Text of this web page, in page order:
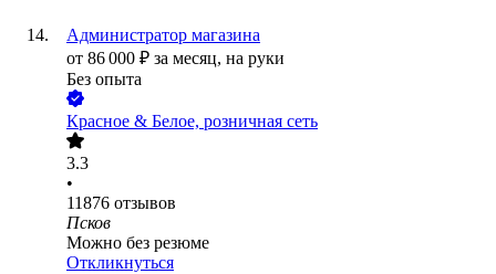
Администратор магазина
от 86 000 ₽ за месяц, на руки
Без опыта
Красное & Белое, розничная сеть
3.3
•
11876 отзывов
Псков
Можно без резюме
Откликнуться